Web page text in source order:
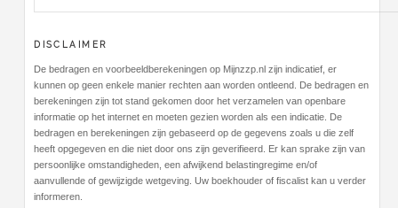
DISCLAIMER
De bedragen en voorbeeldberekeningen op Mijnzzp.nl zijn indicatief, er
kunnen op geen enkele manier rechten aan worden ontleend. De bedragen en
berekeningen zijn tot stand gekomen door het verzamelen van openbare
informatie op het internet en moeten gezien worden als een indicatie. De
bedragen en berekeningen zijn gebaseerd op de gegevens zoals u die zelf
heeft opgegeven en die niet door ons zijn geverifieerd. Er kan sprake zijn van
persoonlijke omstandigheden, een afwijkend belastingregime en/of
aanvullende of gewijzigde wetgeving. Uw boekhouder of fiscalist kan u verder
informeren.